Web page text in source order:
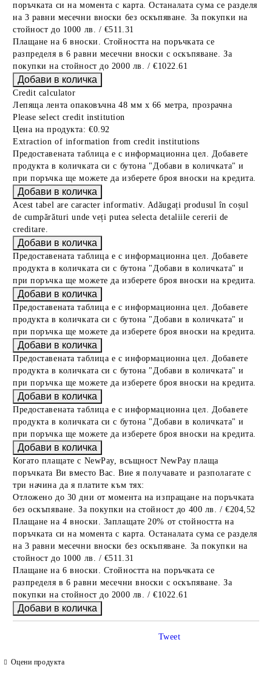
поръчката си на момента с карта. Останалата сума се разделя
на 3 равни месечни вноски без оскъпяване. За покупки на
стойност до 1000 лв. / €511.31
Плащане на 6 вноски. Стойността на поръчката се
разпределя в 6 равни месечни вноски с оскъпяване. За
покупки на стойност до 2000 лв. / €1022.61
Credit calculator
Лепяща лента опаковъчна 48 мм х 66 метра, прозрачна
Please select credit institution
Цена на продукта: €0.92
Extraction of information from credit institutions
Предоставената таблица е с информационна цел. Добавете
продукта в количката си с бутона "Добави в количката" и
при поръчка ще можете да изберете броя вноски на кредита.
Acest tabel are caracter informativ. Adăugați produsul în coșul
de cumpărături unde veți putea selecta detaliile cererii de
creditare.
Предоставената таблица е с информационна цел. Добавете
продукта в количката си с бутона "Добави в количката" и
при поръчка ще можете да изберете броя вноски на кредита.
Предоставената таблица е с информационна цел. Добавете
продукта в количката си с бутона "Добави в количката" и
при поръчка ще можете да изберете броя вноски на кредита.
Предоставената таблица е с информационна цел. Добавете
продукта в количката си с бутона "Добави в количката" и
при поръчка ще можете да изберете броя вноски на кредита.
Предоставената таблица е с информационна цел. Добавете
продукта в количката си с бутона "Добави в количката" и
при поръчка ще можете да изберете броя вноски на кредита.
Когато плащате с NewPay, всъщност NewPay плаща
поръчката Ви вместо Вас. Вие я получавате и разполагате с
три начина да я платите към тях:
Отложено до 30 дни от момента на изпращане на поръчката
без оскъпяване. За покупки на стойност до 400 лв. / €204,52
Плащане на 4 вноски. Заплащате 20% от стойността на
поръчката си на момента с карта. Останалата сума се разделя
на 3 равни месечни вноски без оскъпяване. За покупки на
стойност до 1000 лв. / €511.31
Плащане на 6 вноски. Стойността на поръчката се
разпределя в 6 равни месечни вноски с оскъпяване. За
покупки на стойност до 2000 лв. / €1022.61
Оцени продукта
Tweet